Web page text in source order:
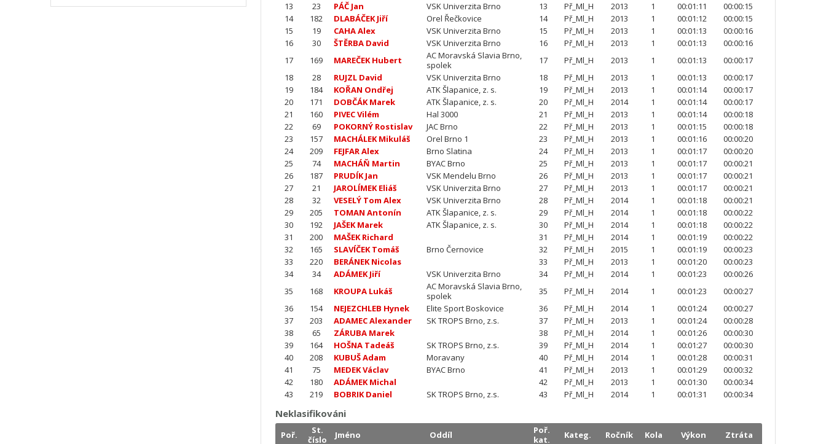
13
23 PÁČ Jan VSK Univerzita Brno 13 Př_Ml_H 2013 1 00:01:11
00:00:15
14
182 DLABÁČEK Jiří Orel Řečkovice 14 Př_Ml_H 2013 1 00:01:12
00:00:15
15
19 CAHA Alex VSK Univerzita Brno 15 Př_Ml_H 2013 1 00:01:13
00:00:16
16
30 ŠTĚRBA David VSK Univerzita Brno 16 Př_Ml_H 2013 1 00:01:13
00:00:16
17
169 MAREČEK Hubert
AC Moravská Slavia Brno,
spolek
17 Př_Ml_H 2013 1 00:01:13
00:00:17
18
28 RUJZL David VSK Univerzita Brno 18 Př_Ml_H 2013 1 00:01:13
00:00:17
19
184 KOŘAN Ondřej ATK Šlapanice, z. s. 19 Př_Ml_H 2013 1 00:01:14
00:00:17
20
171 DOBČÁK Marek ATK Šlapanice, z. s. 20 Př_Ml_H 2014 1 00:01:14
00:00:17
21
160 PIVEC Vilém Hal 3000 21 Př_Ml_H 2013 1 00:01:14
00:00:18
22
69 POKORNÝ Rostislav JAC Brno 22 Př_Ml_H 2013 1 00:01:15
00:00:18
23
157 MACHÁLEK Mikuláš Orel Brno 1 23 Př_Ml_H 2013 1 00:01:16
00:00:20
24
209 FEJFAR Alex Brno Slatina 24 Př_Ml_H 2013 1 00:01:17
00:00:20
25
74 MACHÁŇ Martin BYAC Brno 25 Př_Ml_H 2013 1 00:01:17
00:00:21
26
187 PRUDÍK Jan VSK Mendelu Brno 26 Př_Ml_H 2013 1 00:01:17
00:00:21
27
21 JAROLÍMEK Eliáš VSK Univerzita Brno 27 Př_Ml_H 2013 1 00:01:17
00:00:21
28
32 VESELÝ Tom Alex VSK Univerzita Brno 28 Př_Ml_H 2014 1 00:01:18
00:00:21
29
205 TOMAN Antonín ATK Šlapanice, z. s. 29 Př_Ml_H 2014 1 00:01:18
00:00:22
30
192 JAŠEK Marek ATK Šlapanice, z. s. 30 Př_Ml_H 2014 1 00:01:18
00:00:22
31
200 MAŠEK Richard 31 Př_Ml_H 2014 1 00:01:19
00:00:22
32
165 SLAVÍČEK Tomáš Brno Černovice 32 Př_Ml_H 2015 1 00:01:19
00:00:23
33
220 BERÁNEK Nicolas 33 Př_Ml_H 2013 1 00:01:20
00:00:23
34
34 ADÁMEK Jiří VSK Univerzita Brno 34 Př_Ml_H 2014 1 00:01:23
00:00:26
35
168 KROUPA Lukáš
AC Moravská Slavia Brno,
spolek
35 Př_Ml_H 2014 1 00:01:23
00:00:27
36
154 NEJEZCHLEB Hynek Elite Sport Boskovice 36 Př_Ml_H 2014 1 00:01:24
00:00:27
37
203 ADAMEC Alexander SK TROPS Brno, z.s. 37 Př_Ml_H 2013 1 00:01:24
00:00:28
38
65 ZÁRUBA Marek 38 Př_Ml_H 2014 1 00:01:26
00:00:30
39
164 HOŠNA Tadeáš SK TROPS Brno, z.s. 39 Př_Ml_H 2014 1 00:01:27
00:00:30
40
208 KUBUŠ Adam Moravany 40 Př_Ml_H 2014 1 00:01:28
00:00:31
41
75 MEDEK Václav BYAC Brno 41 Př_Ml_H 2013 1 00:01:29
00:00:32
42
180 ADÁMEK Michal 42 Př_Ml_H 2013 1 00:01:30
00:00:34
43
219 BOBRIK Daniel SK TROPS Brno, z.s. 43 Př_Ml_H 2014 1 00:01:31 00:00:34
Neklasifikováni
Poř.
St.
číslo
Jméno Oddíl
Poř.
kat.
Kateg. Ročník Kola Výkon Ztráta